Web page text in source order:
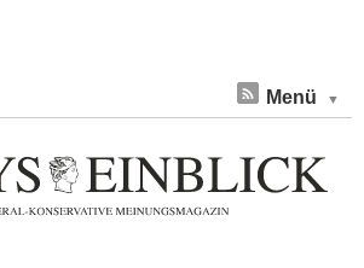
Menü